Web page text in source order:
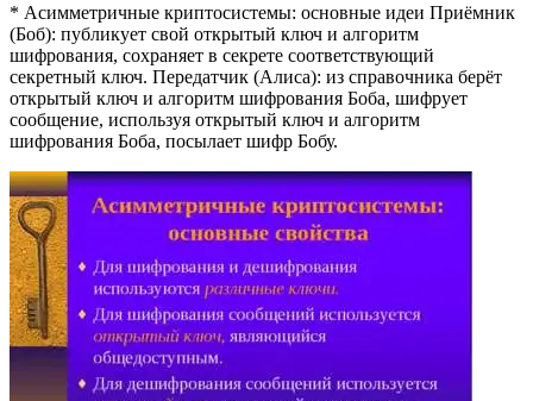
* Асимметричные криптосистемы: основные идеи Приёмник
(Боб): публикует свой открытый ключ и алгоритм
шифрования, сохраняет в секрете соответствующий
секретный ключ. Передатчик (Алиса): из справочника берёт
открытый ключ и алгоритм шифрования Боба, шифрует
сообщение, используя открытый ключ и алгоритм
шифрования Боба, посылает шифр Бобу.